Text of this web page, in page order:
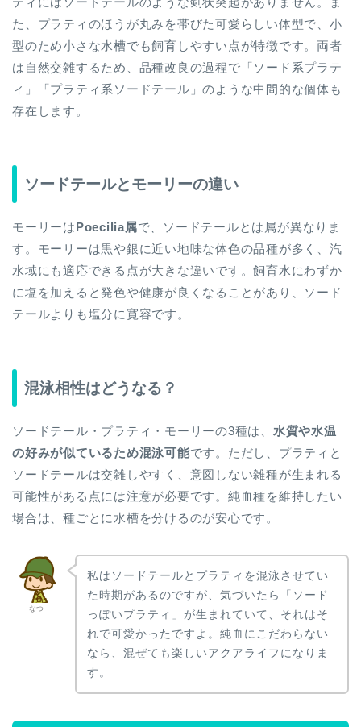
た、プラティのほうが丸みを帯びた可愛らしい体型で、小
型のため小さな水槽でも飼育しやすい点が特徴です。両者
は自然交雑するため、品種改良の過程で「ソード系プラテ
ィ」「プラティ系ソードテール」のような中間的な個体も
存在します。
ソードテールとモーリーの違い
モーリーはPoecilia属で、ソードテールとは属が異なりま
す。モーリーは黒や銀に近い地味な体色の品種が多く、汽
水域にも適応できる点が大きな違いです。飼育水にわずか
に塩を加えると発色や健康が良くなることがあり、ソード
テールよりも塩分に寛容です。
混泳相性はどうなる？
ソードテール・プラティ・モーリーの3種は、 水質や水温
の好みが似ているため混泳可能です。ただし、プラティと
ソードテールは交雑しやすく、意図しない雑種が生まれる
可能性がある点には注意が必要です。純血種を維持したい
場合は、種ごとに水槽を分けるのが安心です。
なつ
私はソードテールとプラティを混泳させてい
た時期があるのですが、気づいたら「ソード
っぽいプラティ」が生まれていて、それはそ
れで可愛かったですよ。純血にこだわらない
なら、混ぜても楽しいアクアライフになりま
す。